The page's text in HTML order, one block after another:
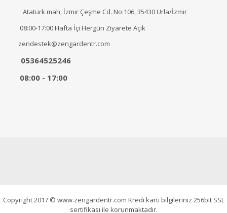
Atatürk mah, İzmir Çeşme Cd. No:106, 35430 Urla/İzmir
08:00-17:00 Hafta İçi Hergün Ziyarete Açık
zendestek@zengardentr.com
05364525246
08:00 - 17:00
Copyright 2017 © www.zengardentr.com Kredi kartı bilgileriniz 256bit SSL
sertifikası ile korunmaktadır.